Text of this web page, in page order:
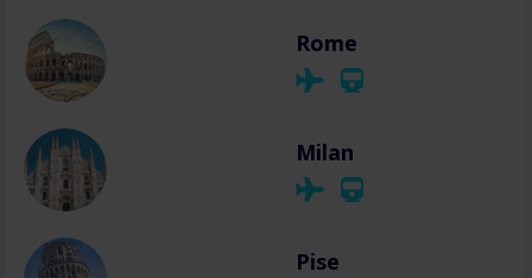
Rome
Milan
Pise